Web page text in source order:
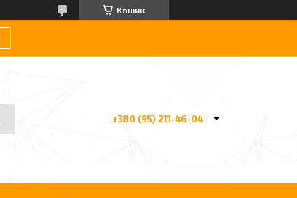
Кошик
+380 (95) 211-46-04